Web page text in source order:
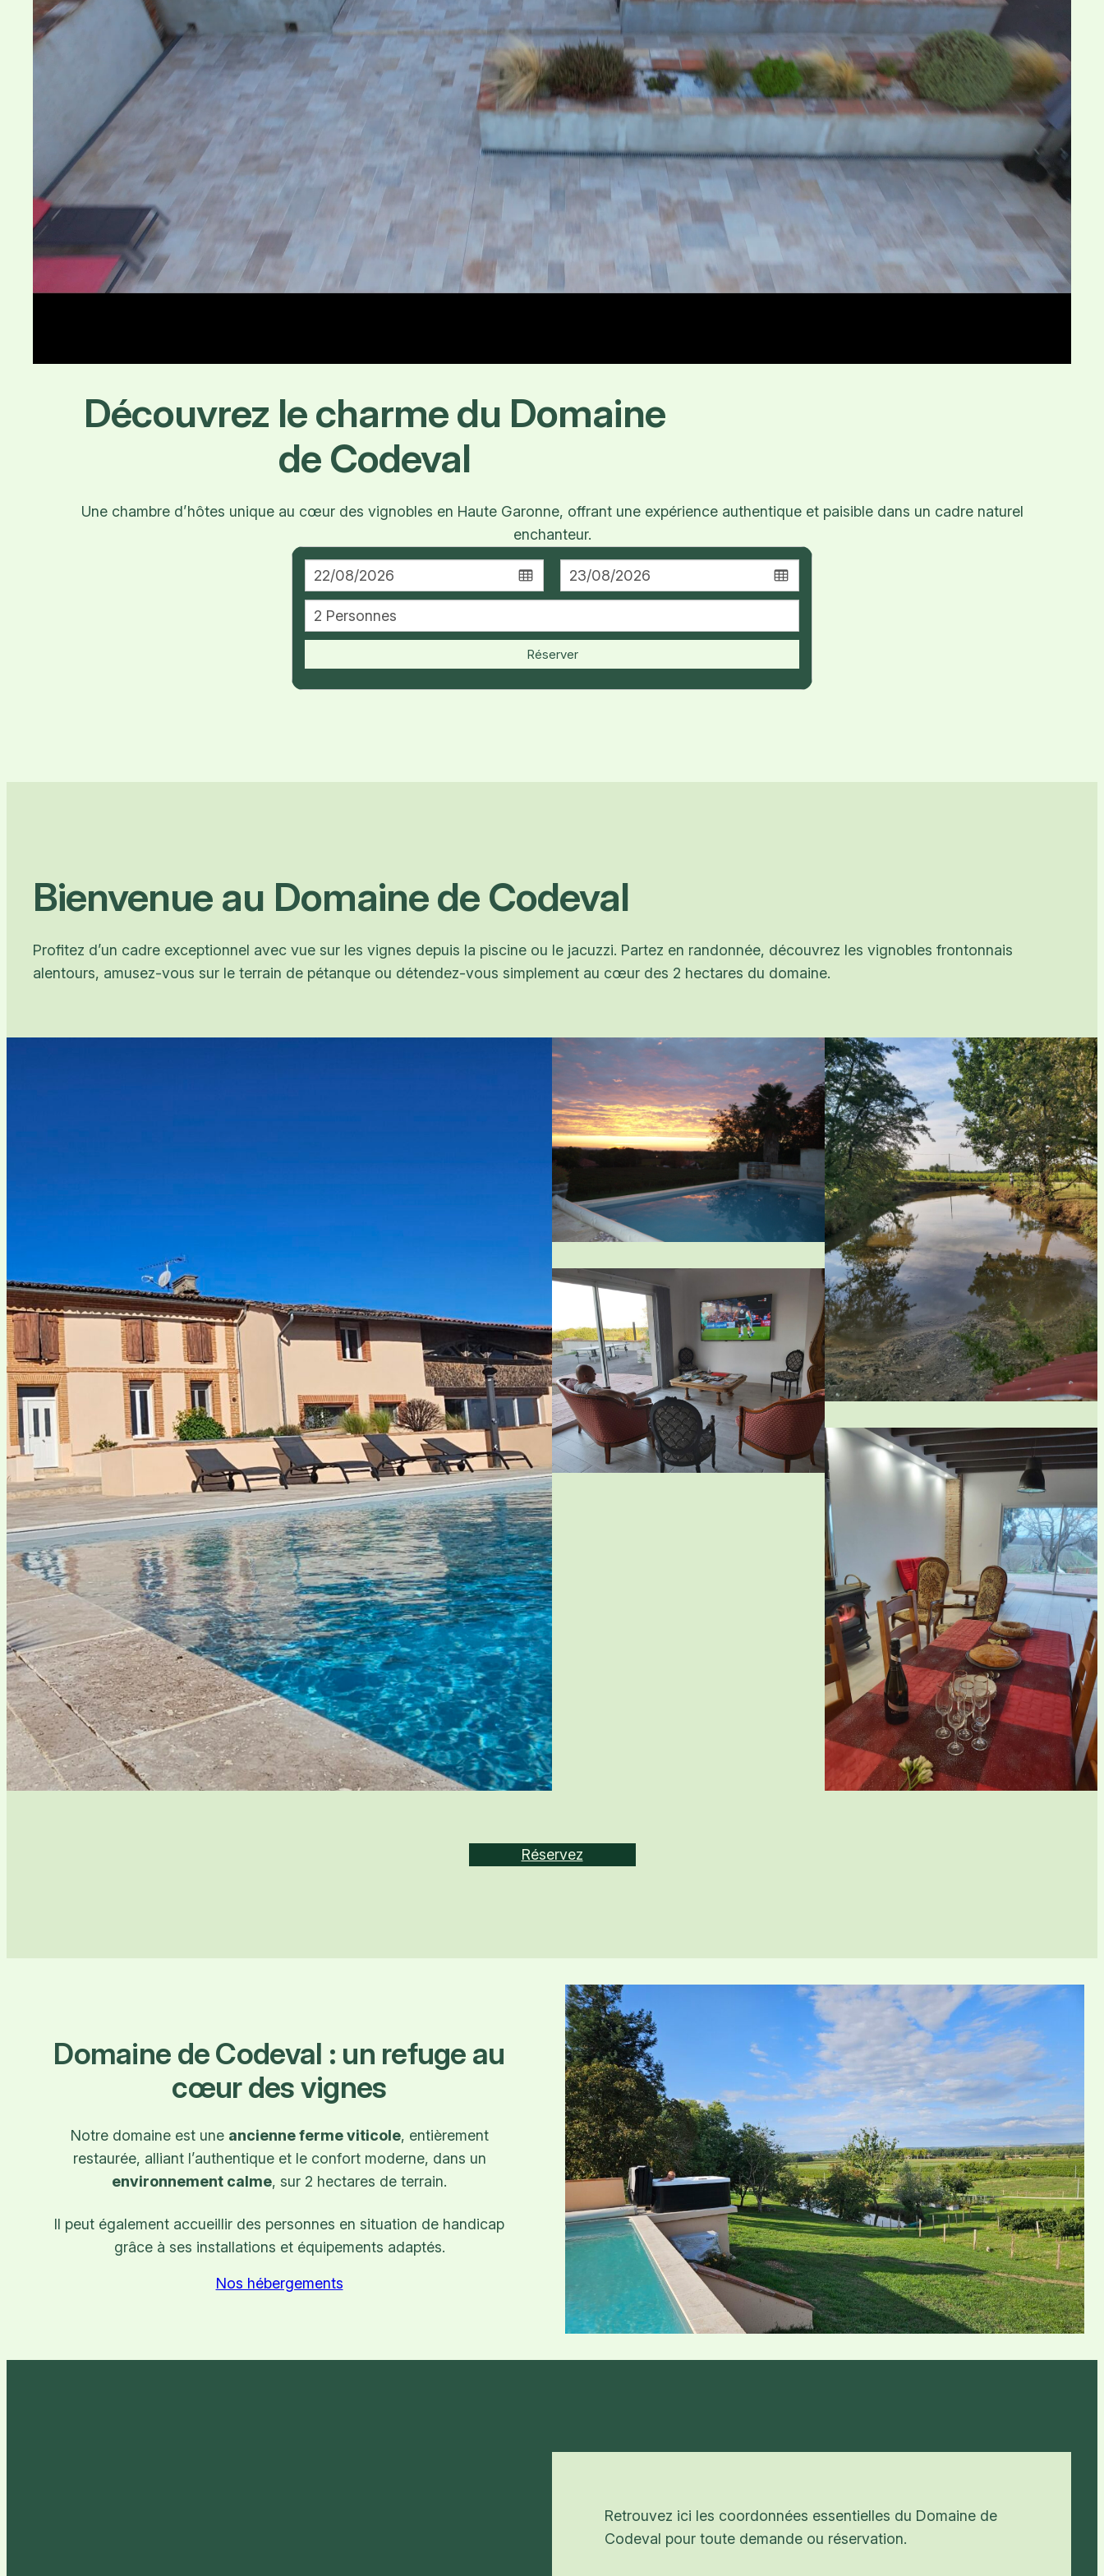
Découvrez le charme du Domaine
de Codeval
Une chambre d’hôtes unique au cœur des vignobles en Haute Garonne, offrant une expérience authentique et paisible dans un cadre naturel
enchanteur.
Réserver
Bienvenue au Domaine de Codeval
Profitez d’un cadre exceptionnel avec vue sur les vignes depuis la piscine ou le jacuzzi. Partez en randonnée, découvrez les vignobles frontonnais
alentours, amusez-vous sur le terrain de pétanque ou détendez-vous simplement au cœur des 2 hectares du domaine.
Réservez
Domaine de Codeval : un refuge au
cœur des vignes
Notre domaine est une ancienne ferme viticole, entièrement
restaurée, alliant l’authentique et le confort moderne, dans un
environnement calme, sur 2 hectares de terrain.
Il peut également accueillir des personnes en situation de handicap
grâce à ses installations et équipements adaptés.
Nos hébergements
Retrouvez ici les coordonnées essentielles du Domaine de
Codeval pour toute demande ou réservation.